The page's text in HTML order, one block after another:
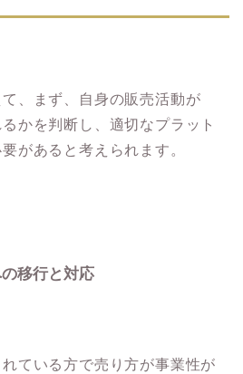
、まず、自身の販売活動が
かを判断し、適切なプラット
があると考えられます。
移行と対応
ている方で売り方が事業性が